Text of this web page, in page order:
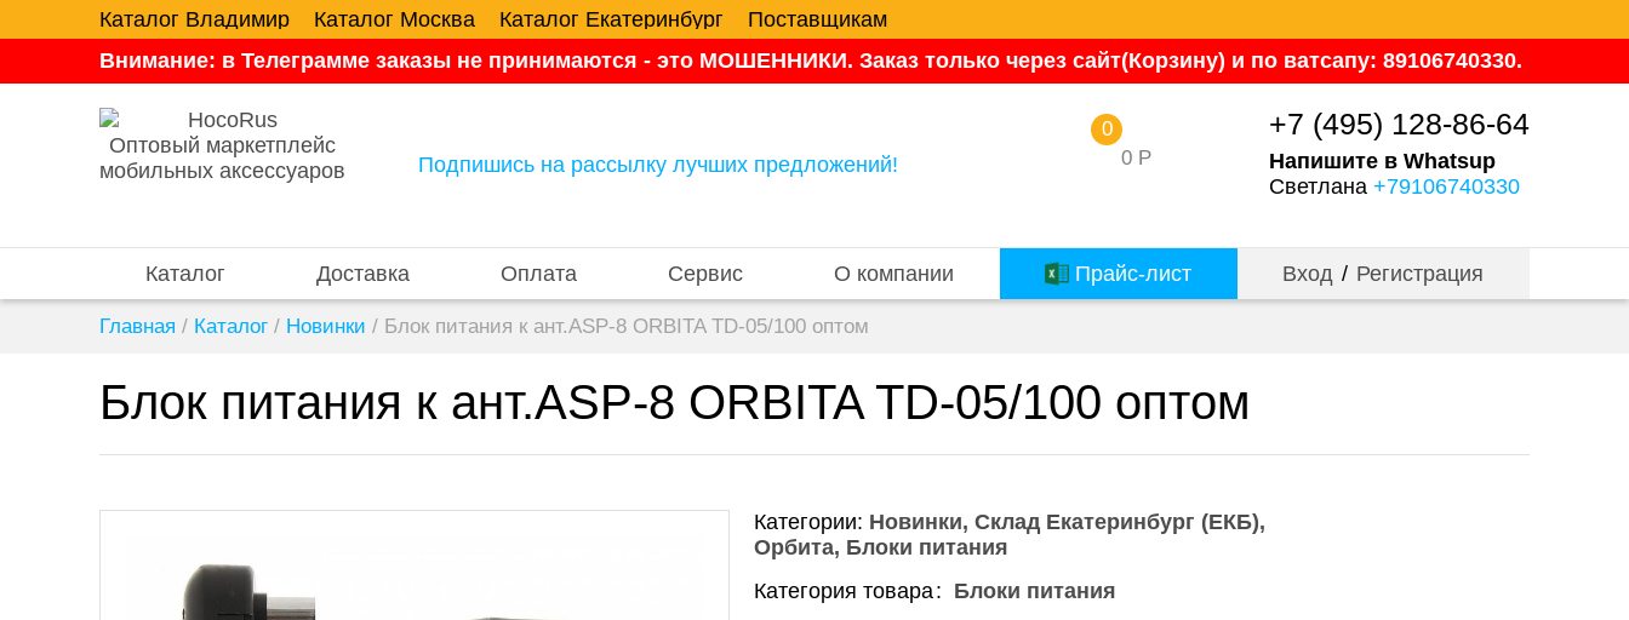
Каталог Владимир Каталог Москва Каталог Екатеринбург
Поставщикам
Внимание: в Телеграмме заказы не принимаются - это МОШЕННИКИ. Заказ только через сайт(Корзину) и по ватсапу: 89106740330.
Оптовый маркетплейс
мобильных аксессуаров
Подпишись на рассылку лучших предложений! 0 Р
0 +7 (495) 128-86-64
Напишите в Whatsup
Светлана +79106740330
Каталог Доставка Оплата Сервис О компании Прайс-лист Вход / Регистрация
Главная / Каталог / Новинки / Блок питания к ант.ASP-8 ORBITA TD-05/100 оптом
Блок питания к ант.ASP-8 ORBITA TD-05/100 оптом
Категории: Новинки Склад Екатеринбург (ЕКБ)
Орбита Блоки питания
Категория товара
Блоки питания